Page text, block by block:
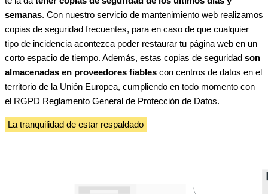
semanas. Con nuestro servicio de mantenimiento web realizamos
copias de seguridad frecuentes, para en caso de que cualquier
tipo de incidencia acontezca poder restaurar tu página web en un
corto espacio de tiempo. Además, estas copias de seguridad son
almacenadas en proveedores fiables con centros de datos en el
territorio de la Unión Europea, cumpliendo en todo momento con
el RGPD Reglamento General de Protección de Datos.
La tranquilidad de estar respaldado